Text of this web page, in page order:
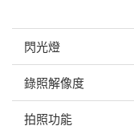
閃光燈
錄照解像度
拍照功能